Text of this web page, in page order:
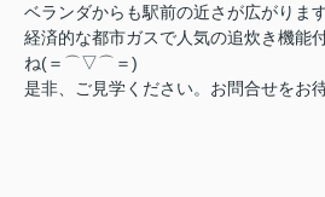
ベランダからも駅前の近さが広がります
経済的な都市ガスで人気の追炊き機能
ね(＝⌒▽⌒＝)
是非、ご見学ください。お問合せをお